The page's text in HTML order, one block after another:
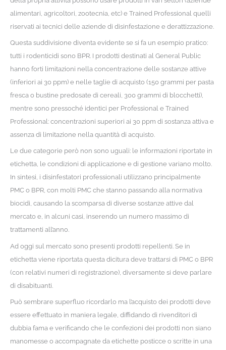
alimentari, agricoltori, zootecnia, etc) e Trained Professional quelli
riservati ai tecnici delle aziende di disinfestazione e derattizzazione.
Questa suddivisione diventa evidente se si fa un esempio pratico:
tutti i rodenticidi sono BPR. I prodotti destinati al General Public
hanno forti limitazioni nella concentrazione delle sostanze attive
(inferiori ai 30 ppm) e nelle taglie di acquisto (150 grammi per pasta
fresca o bustine predosate di cereali, 300 grammi di blocchetti),
mentre sono pressoché identici per Professional e Trained
Professional: concentrazioni superiori ai 30 ppm di sostanza attiva e
assenza di limitazione nella quantità di acquisto.
Le due categorie però non sono uguali: le informazioni riportate in
etichetta, le condizioni di applicazione e di gestione variano molto.
In sintesi, i disinfestatori professionali utilizzano principalmente
PMC o BPR, con molti PMC che stanno passando alla normativa
biocidi, causando la scomparsa di diverse sostanze attive dal
mercato e, in alcuni casi, inserendo un numero massimo di
trattamenti all’anno.
Ad oggi sul mercato sono presenti prodotti repellenti. Se in
etichetta viene riportata questa dicitura deve trattarsi di PMC o BPR
(con relativi numeri di registrazione), diversamente si deve parlare
di disabituanti.
Può sembrare superfluo ricordarlo ma l’acquisto dei prodotti deve
essere effettuato in maniera legale, diffidando di rivenditori di
dubbia fama e verificando che le confezioni dei prodotti non siano
manomesse o accompagnate da etichette posticce o scritte in una